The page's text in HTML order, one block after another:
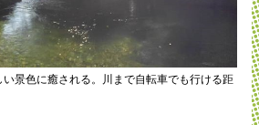
景色に癒される。川まで自転車でも行ける距